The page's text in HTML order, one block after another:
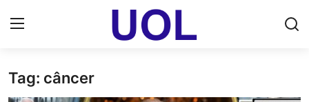
Login
Tag: câncer